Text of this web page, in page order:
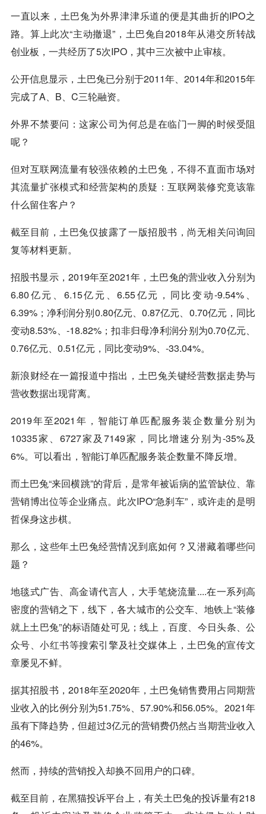
一直以来，土巴兔为外界津津乐道的便是其曲折的IPO之
路。算上此次“主动撤退”，土巴兔自2018年从港交所转战
创业板，一共经历了5次IPO，其中三次被中止审核。
公开信息显示，土巴兔已分别于2011年、2014年和2015年
完成了A、B、C三轮融资。
外界不禁要问：这家公司为何总是在临门一脚的时候受阻
呢？
但对互联网流量有较强依赖的土巴兔，不得不直面市场对
其流量扩张模式和经营架构的质疑：互联网装修究竟该靠
什么留住客户？
截至目前，土巴兔仅披露了一版招股书，尚无相关问询回
复等材料更新。
招股书显示，2019年至2021年，土巴兔的营业收入分别为
6.80亿元、6.15亿元、6.55亿元，同比变动-9.54%、
6.39%；净利润分别0.80亿元、0.87亿元、0.70亿元，同比
变动8.53%、-18.82%；扣非归母净利润分别为0.70亿元、
0.76亿元、0.51亿元，同比变动9%、-33.04%。
新浪财经在一篇报道中指出，土巴兔关键经营数据走势与
营收数据出现背离。
2019年至2021年，智能订单匹配服务装企数量分别为
10335家、6727家及7149家，同比增速分别为-35%及
6%。可以看出，智能订单匹配服务装企数量不降反增。
而土巴兔“来回横跳”的背后，是常年被诟病的监管缺位、靠
营销博出位等企业痛点。此次IPO“急刹车”，或许走的是明
哲保身这步棋。
那么，这些年土巴兔经营情况到底如何？又潜藏着哪些问
题？
地毯式广告、高金请代言人，大手笔烧流量....在一系列高
密度的营销之下，线下，各大城市的公交车、地铁上“装修
就上土巴兔”的标语随处可见；线上，百度、今日头条、公
众号、小红书等搜索引擎及社交媒体上，土巴兔的宣传文
章屡见不鲜。
据其招股书，2018年至2020年，土巴兔销售费用占同期营
业收入的比例分别为51.75%、57.90%和56.05%。2021年
虽有下降趋势，但超过3亿元的营销费仍然占当期营业收入
的46%。
然而，持续的营销投入却换不回用户的口碑。
截至目前，在黑猫投诉平台上，有关土巴兔的投诉量有218